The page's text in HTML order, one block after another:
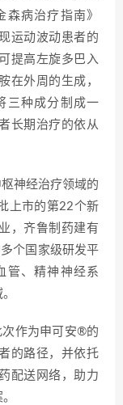
病治疗指南》
运动波动患者的
提高左旋多巴入
在外周的生成，
三种成分制成一
长期治疗的依从
神经治疗领域的
上市的第22个新
，齐鲁制药建有
个国家级研发平
管、精神神经系
次作为申可安®的
的路径，并依托
配送网络，助力